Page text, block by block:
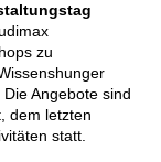
zu
Angebote sind
dem letzten
statt.